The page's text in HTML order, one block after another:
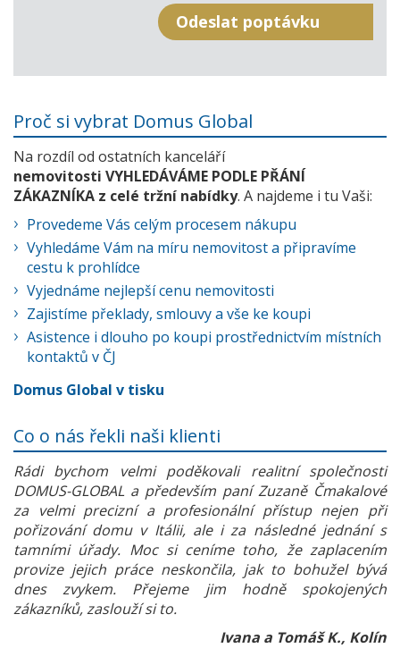
Proč si vybrat Domus Global
Na rozdíl od ostatních kanceláří
nemovitosti VYHLEDÁVÁME PODLE PŘÁNÍ
ZÁKAZNÍKA z celé tržní nabídky. A najdeme i tu Vaši:
Provedeme Vás celým procesem nákupu
Vyhledáme Vám na míru nemovitost a připravíme
cestu k prohlídce
Vyjednáme nejlepší cenu nemovitosti
Zajistíme překlady, smlouvy a vše ke koupi
Asistence i dlouho po koupi prostřednictvím místních
kontaktů v ČJ
Domus Global v tisku
Co o nás řekli naši klienti
Rádi bychom velmi poděkovali realitní společnosti
DOMUS-GLOBAL a především paní Zuzaně Čmakalové
za velmi precizní a profesionální přístup nejen při
pořizování domu v Itálii, ale i za následné jednání s
tamními úřady. Moc si ceníme toho, že zaplacením
provize jejich práce neskončila, jak to bohužel bývá
dnes zvykem. Přejeme jim hodně spokojených
zákazníků, zaslouží si to.
Ivana a Tomáš K., Kolín